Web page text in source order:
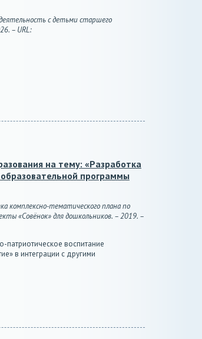
с детьми старшего
– URL:
на тему: «Разработка
программы
комплексно-тематического плана по
«Совёнок» для дошкольников. – 2019. –
патриотическое воспитание
в интеграции с другими